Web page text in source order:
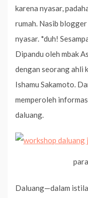
karena nyasar,
rumah. Nasib
nyasar. *duh!
Dipandu oleh mbak
dengan seorang ahli
Ishamu Sakamoto.
memperoleh
daluang.
Daluang—dalam